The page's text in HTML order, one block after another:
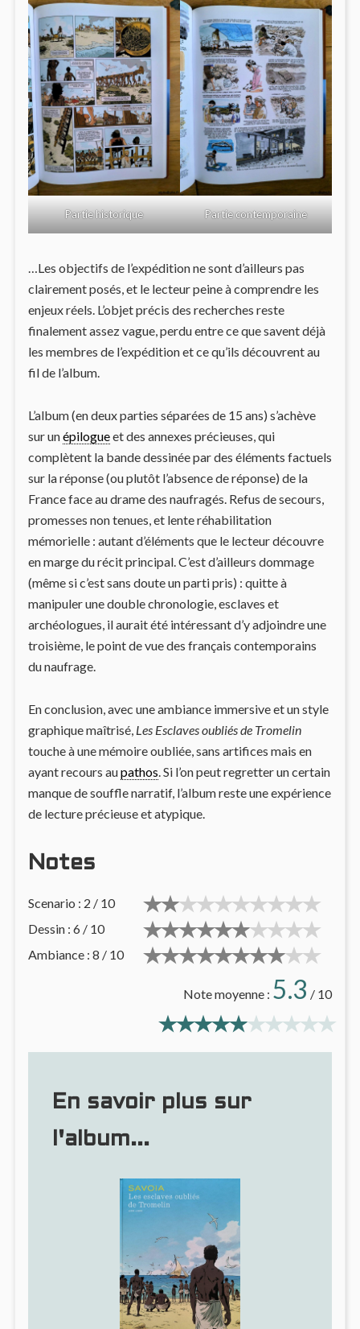
Partie historique Partie contemporaine
…Les objectifs de l’expédition ne sont d’ailleurs pas
clairement posés, et le lecteur peine à comprendre les
enjeux réels. L’objet précis des recherches reste
finalement assez vague, perdu entre ce que savent déjà
les membres de l’expédition et ce qu’ils découvrent au
fil de l’album.
L’album (en deux parties séparées de 15 ans) s’achève
sur unépilogueet des annexes précieuses, qui
complètent la bande dessinée par des éléments factuels
sur la réponse (ou plutôt l’absence de réponse) de la
France face au drame des naufragés. Refus de secours,
promesses non tenues, et lente réhabilitation
mémorielle : autant d’éléments que le lecteur découvre
en marge du récit principal. C’est d’ailleurs dommage
(même si c’est sans doute un parti pris) : quitte à
manipuler une double chronologie, esclaves et
archéologues, il aurait été intéressant d’y adjoindre une
troisième, le point de vue des français contemporains
du naufrage.
En conclusion, avec une ambiance immersive et un style
graphique maîtrisé, Les Esclaves oubliés de Tromelin
touche à une mémoire oubliée, sans artifices mais en
ayant recours aupathos . Si l’on peut regretter un certain
manque de souffle narratif, l’album reste une expérience
de lecture précieuse et atypique.
Notes
Scenario : 2 / 10
Dessin : 6 / 10
Ambiance : 8 / 10
Note moyenne : 5.3 / 10
En savoir plus sur
l'album...